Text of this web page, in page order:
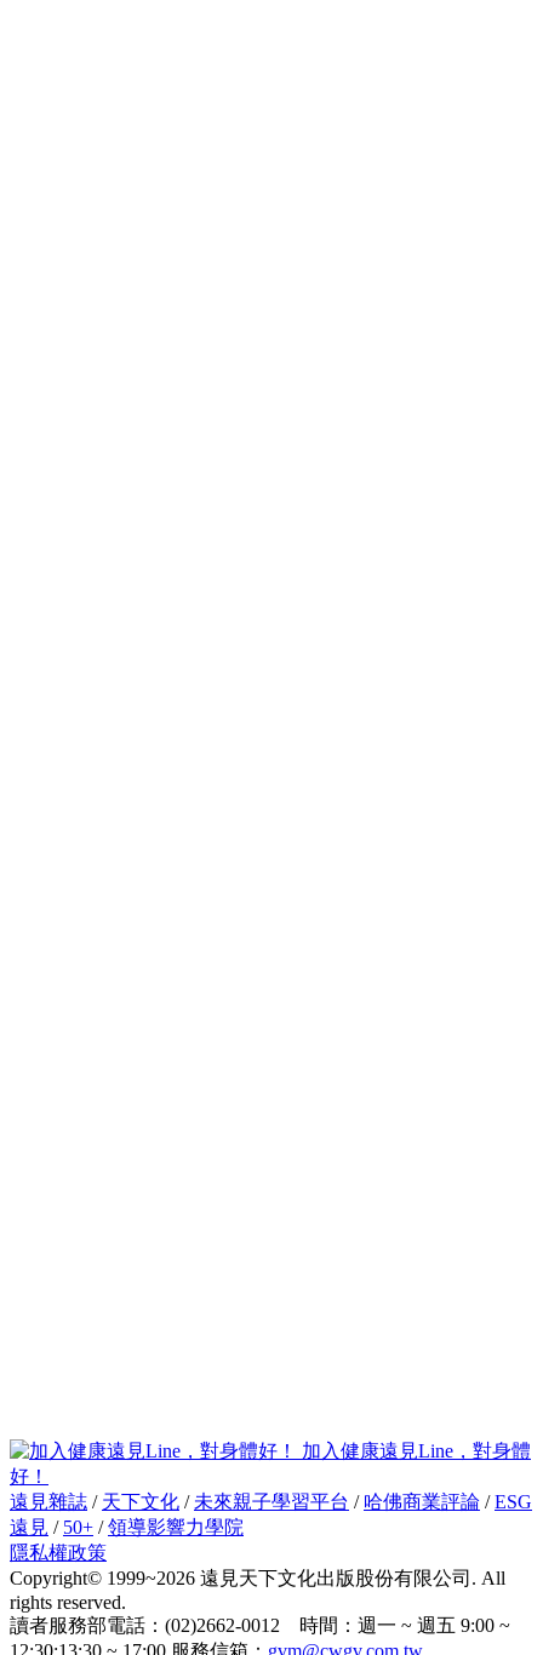
加入健康遠見Line，對身體
好！
遠見雜誌 / 天下文化 / 未來親子學習平台 / 哈佛商業評論 /ESG
遠見 / 50+ /領導影響力學院
隱私權政策
Copyright© 1999~2026 遠見天下文化出版股份有限公司. All
rights reserved.
讀者服務部電話：(02)2662-0012 時間：週一 ~ 週五 9:00 ~
12:30;13:30 ~ 17:00 服務信箱： gvm@cwgv.com.tw